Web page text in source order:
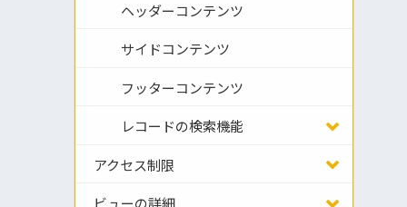
ヘッダーコンテンツ
サイドコンテンツ
フッターコンテンツ
レコードの検索機能
アクセス制限